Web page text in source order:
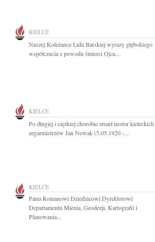
KIELCE
Naszej Koleżance Lidii Barskiej wyrazy głębokiego
współczucia z powodu śmierci Ojca...
KIELCE
Po długiej i ciężkiej chorobie zmarł nestor kieleckich
zegarmistrzów Jan Nowak (5.05.1920 -...
KIELCE
Panu Romanowi Dziedzicowi Dyrektorowi
Departamentu Mienia, Geodezji, Kartografii i
Planowania...